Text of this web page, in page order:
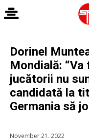
Dorinel
Mondială:
jucătorii nu
candidată la
Germania să
November 21, 2022